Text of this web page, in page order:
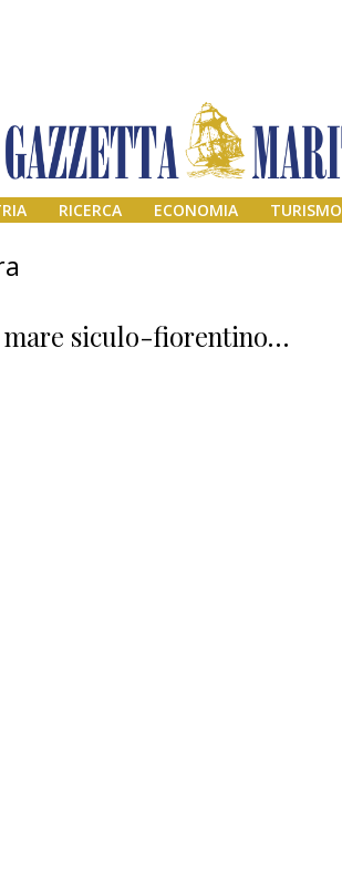
RICERCA ECONOMIA TURISMO
mare siculo-fiorentino…